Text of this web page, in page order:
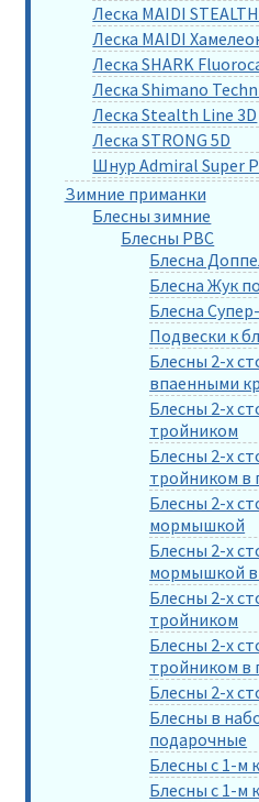
Леска MAIDI
Леска MAIDI
Леска SHARK
Леска Shimano
Леска Stealth Line 3D
Леска STRONG 5D
Шнур Admiral Super
Зимние приманки
Блесны зимние
Блесны РВС
Блесна
Блесна Жук
Блесна
Подвески к
Блесны 2-х
впаенными
Блесны 2-х
тройником
Блесны 2-х
тройником в
Блесны 2-х
мормышкой
Блесны 2-х
мормышкой в
Блесны 2-х
тройником
Блесны 2-х
тройником в
Блесны 2-х
Блесны в
подарочные
Блесны с 1-м
Блесны с 1-м